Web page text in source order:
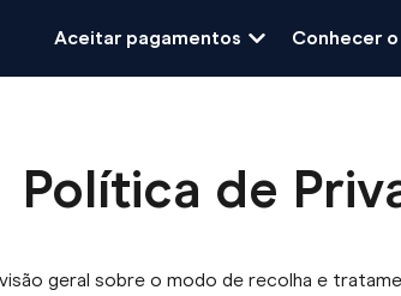
Aceitar pagamentos Conhecer
Política de
geral sobre o modo de recolha e